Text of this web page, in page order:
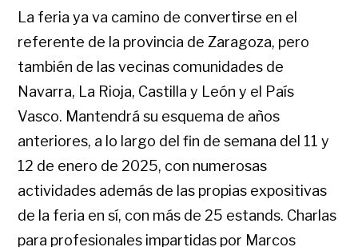
La feria ya va camino de convertirse en el
referente de la provincia de Zaragoza, pero
también de las vecinas comunidades de
Navarra, La Rioja, Castilla y León y el País
Vasco. Mantendrá su esquema de años
anteriores, a lo largo del fin de semana del 11 y
12 de enero de 2025, con numerosas
actividades además de las propias expositivas
de la feria en sí, con más de 25 estands. Charlas
para profesionales impartidas por Marcos